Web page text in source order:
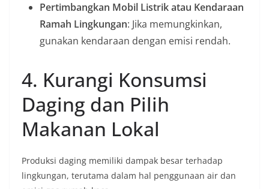
Pertimbangkan Mobil Listrik atau Kendaraan
Ramah Lingkungan: Jika memungkinkan,
gunakan kendaraan dengan emisi rendah.
4. Kurangi Konsumsi
Daging dan Pilih
Makanan Lokal
Produksi daging memiliki dampak besar terhadap
lingkungan, terutama dalam hal penggunaan air dan